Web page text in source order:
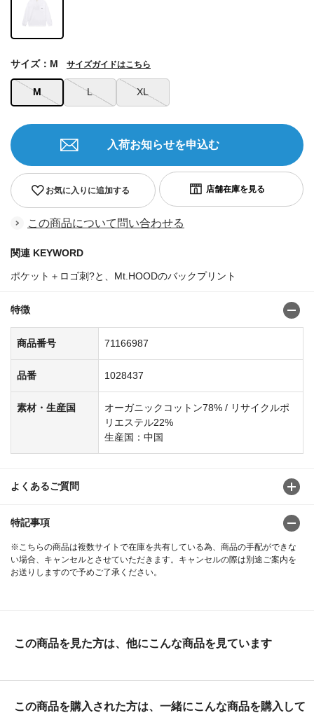
M L XL
サイズ：M サイズガイドはこちら
お気に入りに追加する
入荷お知らせを申込む
この商品について問い合わせる
関連 KEYWORD
ポケット＋ロゴ刺?と、Mt.HOODのバックプリント
特徴
商品番号 71166987
品番 1028437
素材・生産国
オーガニックコットン78% / リサイクルポ
リエステル22%
生産国：中国
よくあるご質問
特記事項
※こちらの商品は複数サイトで在庫を共有している為、商品の手配ができな
い場合、キャンセルとさせていただきます。キャンセルの際は別途ご案内を
お送りしますので予めご了承ください。
この商品を見た方は、他にこんな商品を見ています
この商品を購入された方は、一緒にこんな商品を購入して